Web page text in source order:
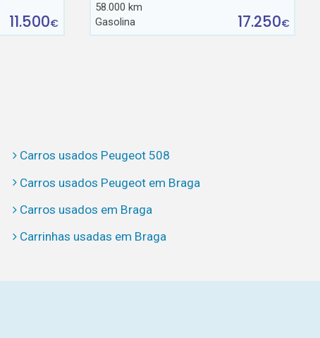
11.500€
58.000 km
Gasolina
17.250€
Carros usados Peugeot 508
Carros usados Peugeot em Braga
Carros usados em Braga
Carrinhas usadas em Braga